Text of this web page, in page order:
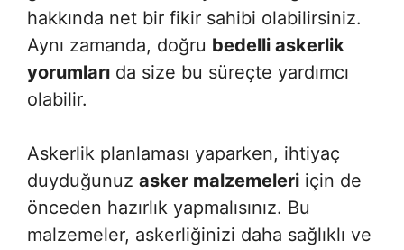
hakkında net bir fikir sahibi olabilirsiniz.
Aynı zamanda, doğru bedelli askerlik
yorumları da size bu süreçte yardımcı
olabilir.
Askerlik planlaması yaparken, ihtiyaç
duyduğunuz asker malzemeleri için de
önceden hazırlık yapmalısınız. Bu
malzemeler, askerliğinizi daha sağlıklı ve